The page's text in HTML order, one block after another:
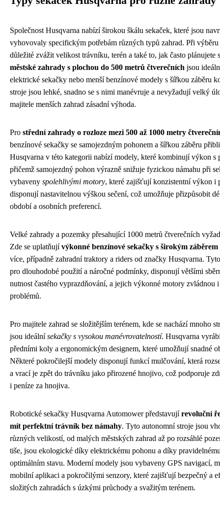
Společnost Husqvarna nabízí širokou škálu sekaček, které jsou
vyhovovaly specifickým potřebám různých typů zahrad. Při
důležité zvážit velikost trávníku, terén a také to, jak často plánujete
městské zahrady s plochou do 500 metrů čtverečních jsou
elektrické sekačky nebo menší benzínové modely s šířkou záběru
stroje jsou lehké, snadno se s nimi manévruje a nevyžadují velký
majitele menších zahrad zásadní výhoda.
Pro střední zahrady o rozloze mezi 500 až 1000 metry
benzínové sekačky se samojezdným pohonem a šířkou záběru
Husqvarna v této kategorii nabízí modely, které kombinují výkon s
přičemž samojezdný pohon výrazně snižuje fyzickou námahu při
vybaveny spolehlivými motory, které zajišťují konzistentní výkon i
disponují nastavitelnou výškou sečení, což umožňuje přizpůsobit
období a osobních preferencí.
Velké zahrady a pozemky přesahující 1000 metrů čtverečních
Zde se uplatňujívýkonné benzínové sekačky s širokým záběrem
více, případně zahradní traktory a riders od značky Husqvarna.
pro dlouhodobé použití a náročné podmínky, disponují většími
nutnost častého vyprazdňování, a jejich výkonné motory zvládnou
problémů.
Pro majitele zahrad se složitějším terénem, kde se nachází mnoho
jsou ideálnísekačky s vysokou manévrovatelností. Husqvarna
předními koly a ergonomickým designem, které umožňují snadné
Některé pokročilejší modely disponují funkcí mulčování, která
a vrací je zpět do trávníku jako přirozené hnojivo, což podporuje
i peníze za hnojiva.
Robotické sekačky Husqvarna Automower představujírevoluční
mít perfektní trávník bez námahy. Tyto autonomní stroje jsou
různých velikostí, od malých městských zahrad až po rozsáhlé
tiše, jsou ekologické díky elektrickému pohonu a díky
optimálním stavu. Moderní modely jsou vybaveny GPS navigací,
mobilní aplikaci a pokročilými senzory, které zajišťují bezpečný a
složitých zahradách s úzkými průchody a svažitým terénem.